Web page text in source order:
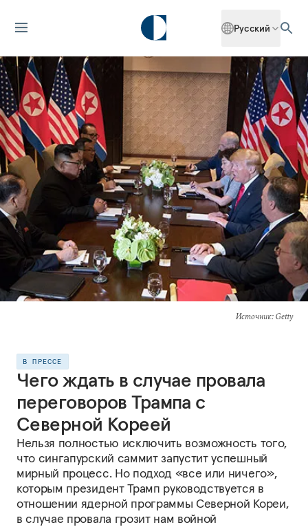
Русский
Источник: Getty
В ПРЕССЕ
Чего ждать в случае провала
переговоров Трампа с
Северной Кореей
Нельзя полностью исключить возможность того,
что сингапурский саммит запустит успешный
мирный процесс. Но подход «все или ничего»,
которым президент Трамп руководствуется в
отношении ядерной программы Северной Кореи,
в случае провала грозит нам войной